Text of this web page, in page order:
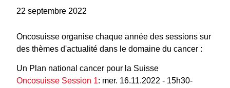
22 septembre 2022
Oncosuisse organise chaque année des sessions sur
des thèmes d'actualité dans le domaine du cancer :
Un Plan national cancer pour la Suisse
Oncosuisse Session 1: mer. 16.11.2022 - 15h30-